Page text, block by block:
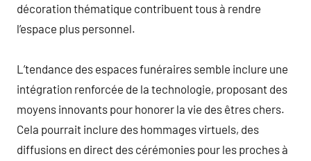
décoration thématique contribuent tous à rendre
l’espace plus personnel.
L’tendance des espaces funéraires semble inclure une
intégration renforcée de la technologie, proposant des
moyens innovants pour honorer la vie des êtres chers.
Cela pourrait inclure des hommages virtuels, des
diffusions en direct des cérémonies pour les proches à